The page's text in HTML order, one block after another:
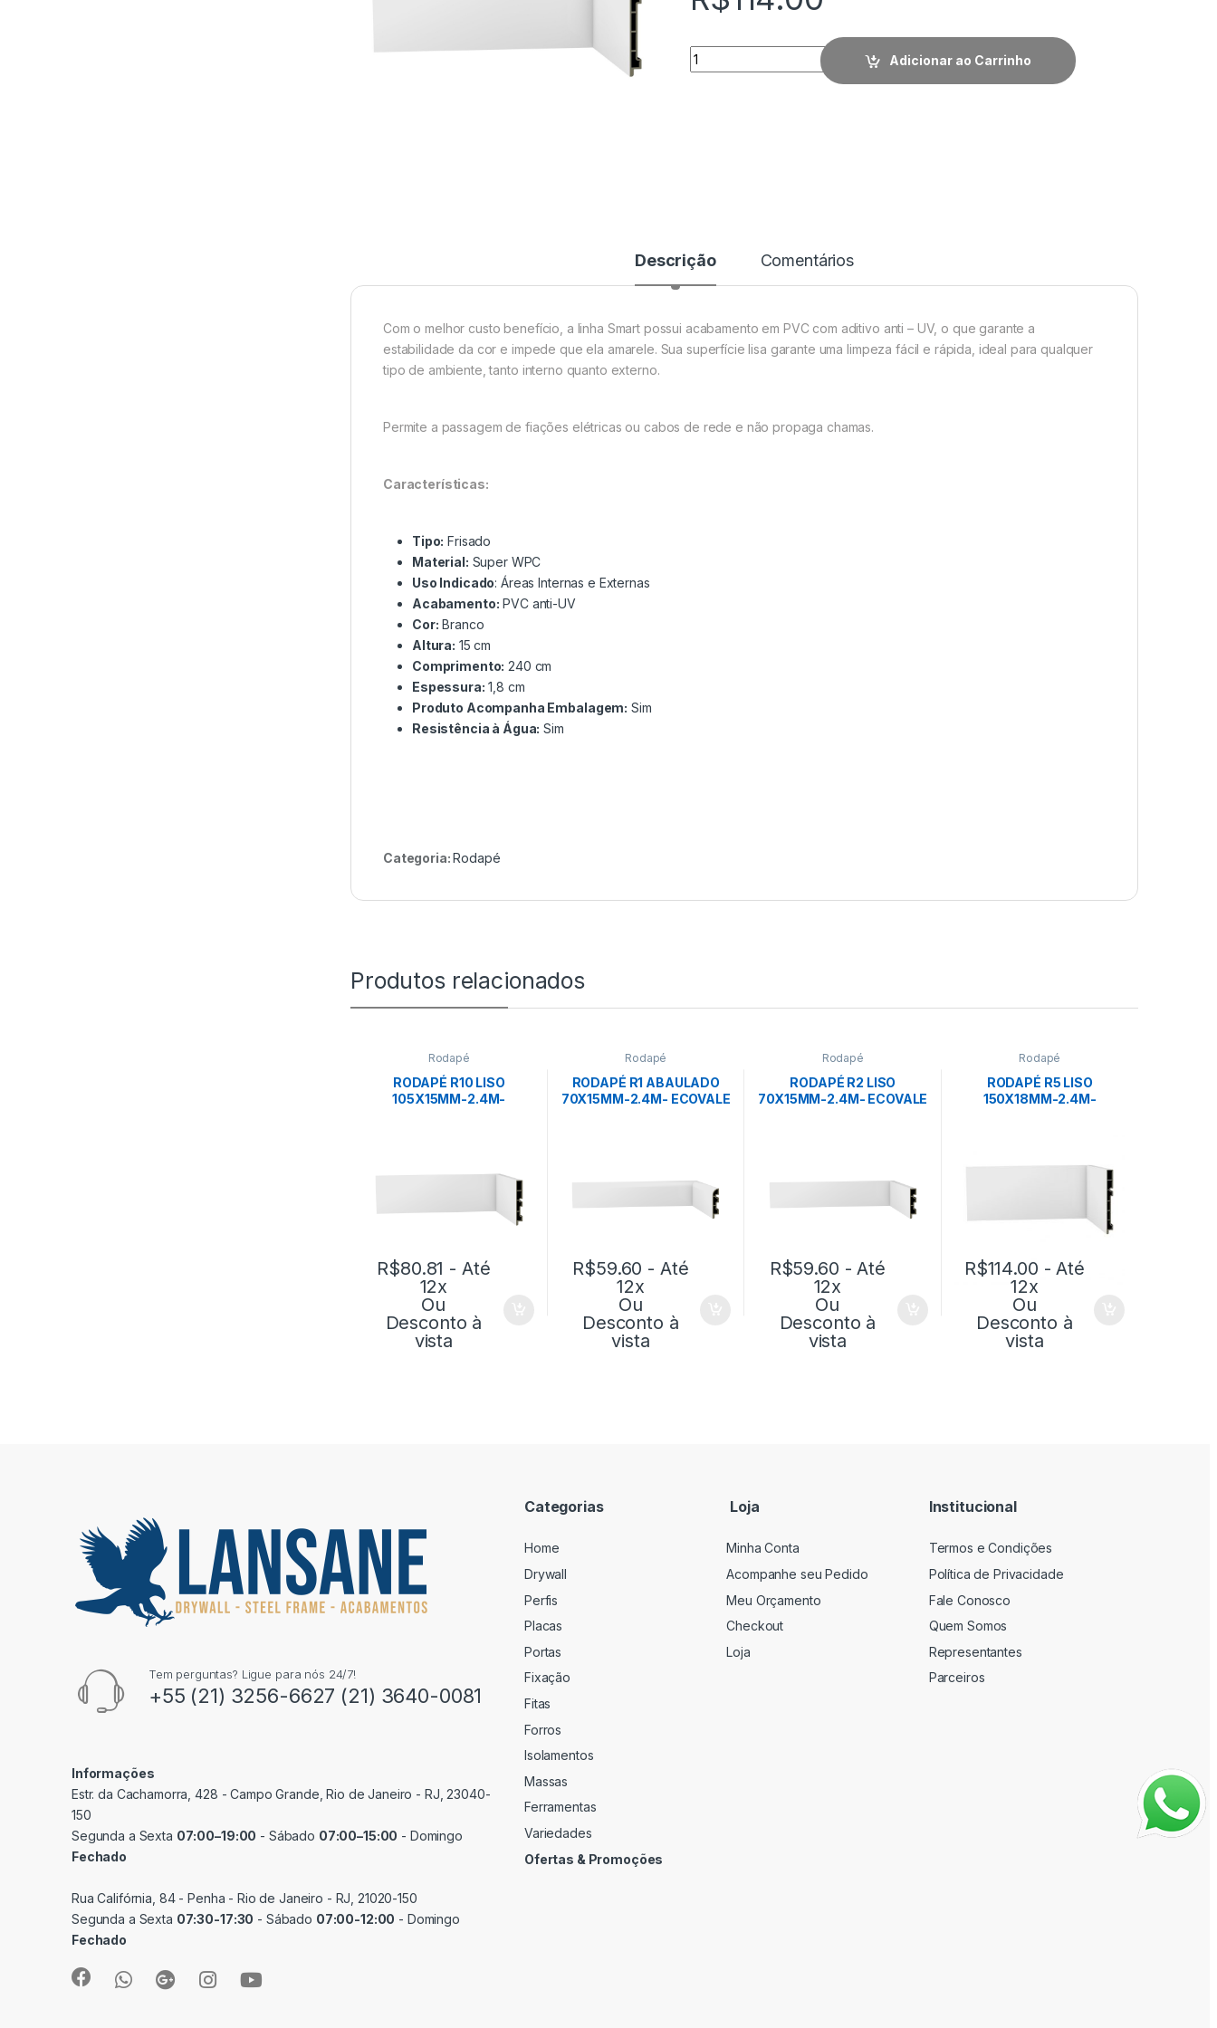
Quantidade
Adicionar ao Carrinho
Descrição Comentários
Com o melhor custo benefício, a linha Smart possui acabamento em PVC com aditivo anti – UV, o que garante a
estabilidade da cor e impede que ela amarele. Sua superfície lisa garante uma limpeza fácil e rápida, ideal para qualquer
tipo de ambiente, tanto interno quanto externo.
Permite a passagem de fiações elétricas ou cabos de rede e não propaga chamas.
Características:
Tipo: Frisado
Material: Super WPC
Uso Indicado: Áreas Internas e Externas
Acabamento: PVC anti-UV
Cor: Branco
Altura: 15 cm
Comprimento: 240 cm
Espessura: 1,8 cm
Produto Acompanha Embalagem: Sim
Resistência à Água: Sim
Categoria:Rodapé
Produtos relacionados
Rodapé
RODAPÉ R10 LISO
105X15MM-2.4M-
R$80.81 - Até
12x
Ou
Desconto à
vista
Rodapé
RODAPÉ R1 ABAULADO
70X15MM-2.4M- ECOVALE
R$59.60 - Até
12x
Ou
Desconto à
vista
Rodapé
RODAPÉ R2 LISO
70X15MM-2.4M- ECOVALE
R$59.60 - Até
12x
Ou
Desconto à
vista
Rodapé
RODAPÉ R5 LISO
150X18MM-2.4M-
R$114.00 - Até
12x
Ou
Desconto à
vista
Tem perguntas? Ligue para nós 24/7!
+55 (21) 3256-6627 (21) 3640-0081
Informações
Estr. da Cachamorra, 428 - Campo Grande, Rio de Janeiro - RJ, 23040-
150
Segunda a Sexta 07:00–19:00 - Sábado 07:00–15:00 - Domingo
Fechado
Rua Califórnia, 84 - Penha - Rio de Janeiro - RJ, 21020-150
Segunda a Sexta 07:30-17:30 - Sábado 07:00-12:00 - Domingo
Fechado
Categorias
Home
Drywall
Perfis
Placas
Portas
Fixação
Fitas
Forros
Isolamentos
Massas
Ferramentas
Variedades
Ofertas & Promoções
Loja
Minha Conta
Acompanhe seu Pedido
Meu Orçamento
Checkout
Loja
Institucional
Termos e Condições
Política de Privacidade
Fale Conosco
Quem Somos
Representantes
Parceiros